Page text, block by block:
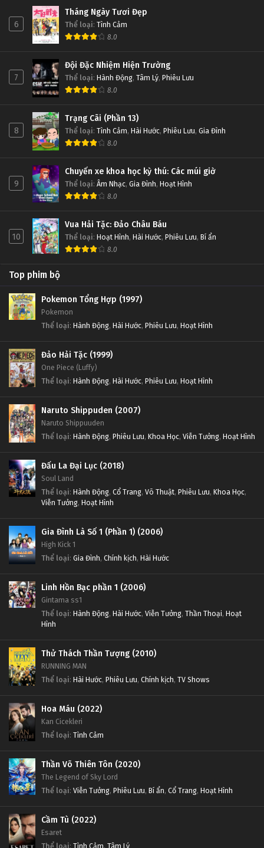
6
Tháng Ngày Tươi Đẹp
Thể loại: Tình Cảm
8.0
7
Đội Đặc Nhiệm Hiện Trường
Thể loại: Hành Động, Tâm Lý, Phiêu Lưu
8.0
8
Trạng Cãi (Phần 13)
Thể loại: Tình Cảm, Hài Hước, Phiêu Lưu, Gia Đình
8.0
9
Chuyến xe khoa học kỳ thú: Các múi giờ
Thể loại: Âm Nhạc, Gia Đình, Hoạt Hình
8.0
10
Vua Hải Tặc: Đảo Châu Báu
Thể loại: Hoạt Hình, Hài Hước, Phiêu Lưu, Bí ẩn
8.0
Top phim bộ
Pokemon Tổng Hợp (1997)
Pokemon
Thể loại: Hành Động, Hài Hước, Phiêu Lưu, Hoạt Hình
Đảo Hải Tặc (1999)
One Piece (Luffy)
Thể loại: Hành Động, Hài Hước, Phiêu Lưu, Hoạt Hình
Naruto Shippuden (2007)
Naruto Shippuuden
Thể loại: Hành Động, Phiêu Lưu, Khoa Học, Viễn Tưởng, Hoạt Hình
Đấu La Đại Lục (2018)
Soul Land
Thể loại: Hành Động, Cổ Trang, Võ Thuật, Phiêu Lưu, Khoa Học,
Viễn Tưởng, Hoạt Hình
Gia Đình Là Số 1 (Phần 1) (2006)
High Kick 1
Thể loại: Gia Đình, Chính kịch, Hài Hước
Linh Hồn Bạc phần 1 (2006)
Gintama ss1
Thể loại: Hành Động, Hài Hước, Viễn Tưởng, Thần Thoại, Hoạt
Hình
Thử Thách Thần Tượng (2010)
RUNNING MAN
Thể loại: Hài Hước, Phiêu Lưu, Chính kịch, TV Shows
Hoa Máu (2022)
Kan Cicekleri
Thể loại: Tình Cảm
Thần Võ Thiên Tôn (2020)
The Legend of Sky Lord
Thể loại: Viễn Tưởng, Phiêu Lưu, Bí ẩn, Cổ Trang, Hoạt Hình
Cầm Tù (2022)
Esaret
Thể loại: Tình Cảm, Tâm Lý